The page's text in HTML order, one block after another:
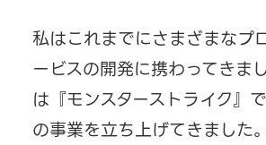
私はこれまでにさまざまなプ
ービスの開発に携わってきま
は『モンスターストライク』
の事業を立ち上げてきました